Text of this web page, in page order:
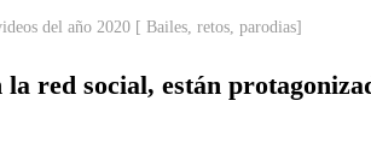
del año 2020 [ Bailes, retos, parodias]
la red social, están